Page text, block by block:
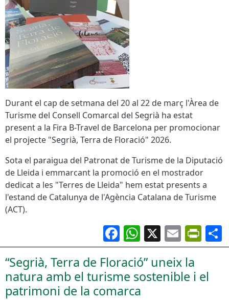
Durant el cap de setmana del 20 al 22 de març l'Àrea de
Turisme del Consell Comarcal del Segrià ha estat
present a la Fira B-Travel de Barcelona per promocionar
el projecte "Segrià, Terra de Floració" 2026.
Sota el paraigua del Patronat de Turisme de la Diputació
de Lleida i emmarcant la promoció en el mostrador
dedicat a les "Terres de Lleida" hem estat presents a
l'estand de Catalunya de l'Agència Catalana de Turisme
(ACT).
Facebook
WhatsApp
X Email
“Segrià, Terra de Floració” uneix la
natura amb el turisme sostenible i el
patrimoni de la comarca